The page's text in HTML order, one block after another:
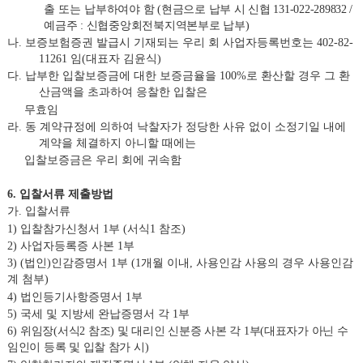
출 또는 납부하여야 함(현금으로 납부 시 신협 131-022-289832 /
예금주 : 신협중앙회전북지역본부로 납부)
나. 보증보험증권 발급시 기재되는 우리 회 사업자등록번호는 402-82-
11261 임(대표자 김윤식)
다. 납부한 입찰보증금에 대한 보증금율을 100%로 환산할 경우 그 환
산금액을 초과하여 응찰한 입찰은
무효임
라. 동 계약규정에 의하여 낙찰자가 정당한 사유 없이 소정기일 내에
계약을 체결하지 아니할 때에는
입찰보증금은 우리 회에 귀속함
6. 입찰서류 제출방법
가. 입찰서류
1) 입찰참가신청서 1부 (서식1 참조)
2) 사업자등록증 사본 1부
3) (법인)인감증명서 1부 (1개월 이내, 사용인감 사용의 경우 사용인감
계 첨부)
4) 법인등기사항증명서 1부
5) 국세 및 지방세 완납증명서 각 1부
6) 위임장(서식2 참조) 및 대리인 신분증 사본 각 1부(대표자가 아닌 수
임인이 등록 및 입찰 참가 시)